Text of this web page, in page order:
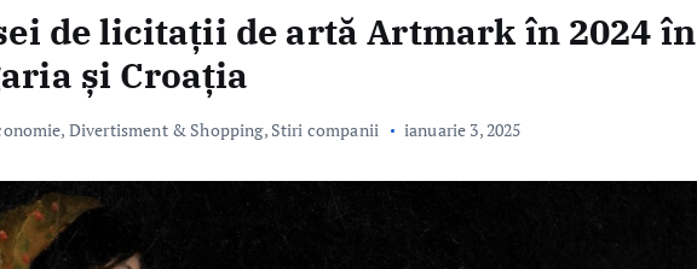
de licitații de artă Artmark în 2024 în
și Croația
, Divertisment & Shopping, Stiri companii ianuarie 3, 2025